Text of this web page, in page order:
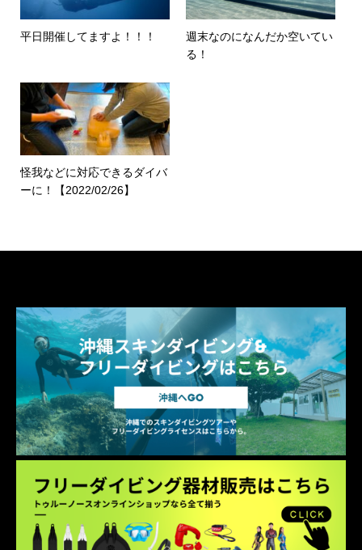
平日開催してますよ！！！
週末なのになんだか空いてい
る！
怪我などに対応できるダイバ
ーに！【2022/02/26】